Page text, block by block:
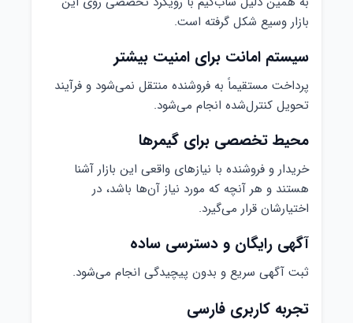
بازار وسیع شکل گرفته است.
سیستم امانت برای امنیت بیشتر
پرداخت مستقیماً به فروشنده منتقل نمی‌شود و فرآیند
تحویل کنترل‌شده انجام می‌شود.
محیط تخصصی برای گیمرها
خریدار و فروشنده با نیازهای واقعی این بازار آشنا
هستند و هر آنچه که مورد نیاز آن‌ها باشد، در
اختیارشان قرار می‌گیرد.
آگهی رایگان و دسترسی ساده
ثبت آگهی سریع و بدون پیچیدگی انجام می‌شود.
تجربه کاربری فارسی